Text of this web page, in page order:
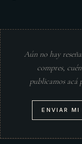
Aún no hay
compres,
publicamos acá
ENVIAR MI